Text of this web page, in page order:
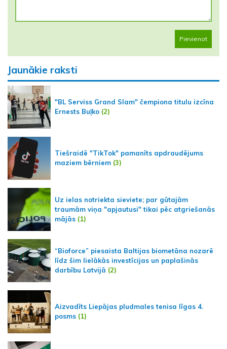
Pievienot
Jaunākie raksti
"BL Serviss Grand Slam" čempiona titulu izcīna
Ernests Buļko (2)
Tiešraidē "TikTok" pamanīts apdraudējums
maziem bērniem (3)
Uz ielas notriekta sieviete; par gūtajām
traumām viņa "apjautusi" tikai pēc atgriešanās
mājās (1)
“Bioforce” piesaista Baltijas biometāna nozarē
līdz šim lielākās investīcijas un paplašinās
darbību Latvijā (2)
Aizvadīts Liepājas pludmales tenisa līgas 4.
posms (1)